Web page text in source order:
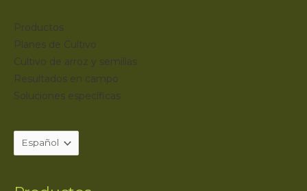
Productos
Planes de Cultivo
Cultivo de arroz y semillas
Resultados en campo
Soluciones específicas